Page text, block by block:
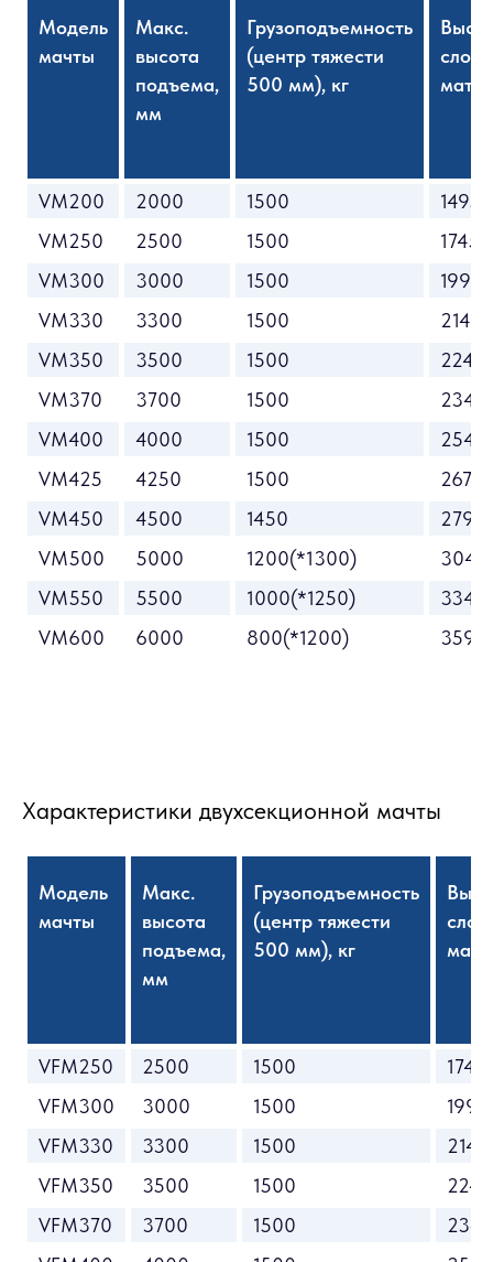
Модель
мачты
Макс.
высота
подъема,
мм
Грузоподъемность
(центр тяжести
500 мм), кг
VM200 2000 1500
1495
VM250
2500 1500
1745
VM300
3000 1500
1995
VM330
3300 1500
2145
VM350
3500 1500
2245
VM370
3700 1500
2345
VM400
4000 1500
2545
VM425
4250 1500
2670
VM450
4500 1450
2795
VM500
5000 1200(*1300)
3045
VM550
5500 1000(*1250)
3345
VM600
6000 800(*1200) 3595
Характеристики двухсекционной мачты
Модель
мачты
Макс.
высота
подъема,
мм
Грузоподъемность
(центр тяжести
500 мм), кг
VFM250 2500 1500
1745
VFM300
3000 1500
1995
VFM330
3300 1500
2145
VFM350
3500 1500
2245
VFM370
3700 1500
2345